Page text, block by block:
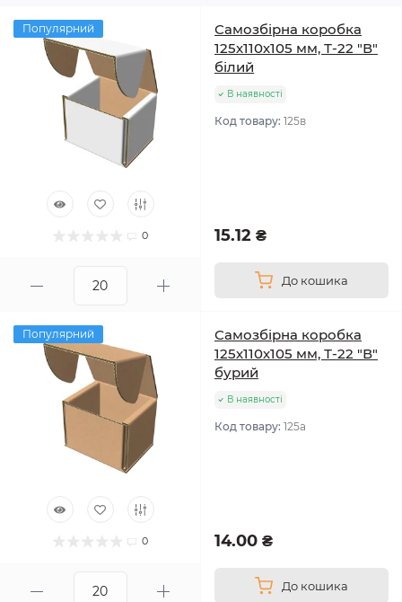
Популярний
0
Самозбірна коробка
125х110х105 мм, Т-22 "В"
білий
В наявності
Код товару: 125в
15.12 ₴
До кошика
Популярний
0
Самозбірна коробка
125х110х105 мм, Т-22 "В"
бурий
В наявності
Код товару: 125а
14.00 ₴
До кошика